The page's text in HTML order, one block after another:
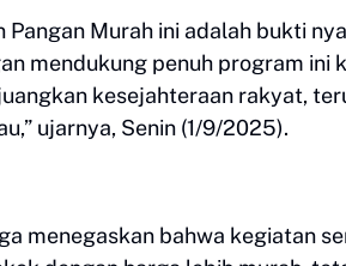
Pangan Murah ini adalah bukti
mendukung penuh program ini
kesejahteraan rakyat,
ujarnya, Senin (1/9/2025).
menegaskan bahwa kegiatan